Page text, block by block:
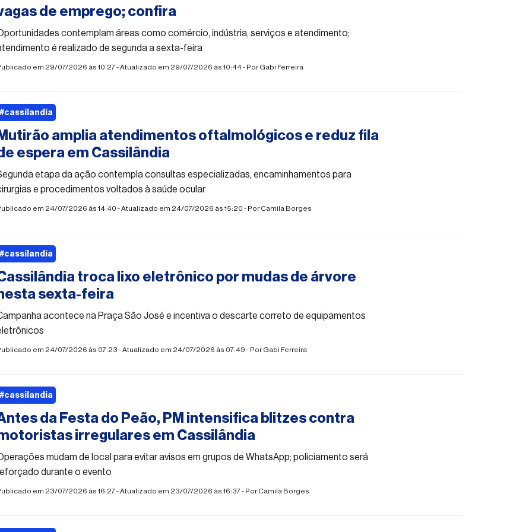
de emprego; confira
contemplam áreas como comércio, indústria, serviços e atendimento;
é realizado de segunda a sexta-feira
em 29/07/2026 às 10:27 - Atualizado em 29/07/2026 às 10:44 - PorGabi Ferreira
amplia atendimentos oftalmológicos e reduz fila
espera em Cassilândia
etapa da ação contempla consultas especializadas, encaminhamentos para
e procedimentos voltados à saúde ocular
em 24/07/2026 às 14:40 - Atualizado em 24/07/2026 às 15:20 - PorCamila Borges
#cassilandia
troca lixo eletrônico por mudas de árvore
sexta-feira
acontece na Praça São José e incentiva o descarte correto de equipamentos
em 24/07/2026 às 07:23 - Atualizado em 24/07/2026 às 07:49 - PorGabi Ferreira
#cassilandia
da Festa do Peão, PM intensifica blitzes contra
irregulares em Cassilândia
mudam de local para evitar avisos em grupos de WhatsApp; policiamento será
durante o evento
em 23/07/2026 às 16:27 - Atualizado em 23/07/2026 às 16:37 - PorCamila Borges
#cassilandia